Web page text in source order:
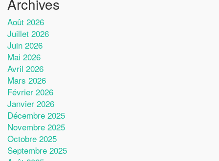
Août 2026
Juillet 2026
Juin 2026
Mai 2026
Avril 2026
Mars 2026
Février 2026
Janvier 2026
Décembre 2025
Novembre 2025
Octobre 2025
Septembre 2025